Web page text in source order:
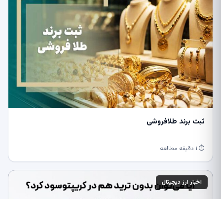
ثبت برند طلافروشی
⏱ ۱ دقیقه مطالعه
اخبار ارز دیجیتال